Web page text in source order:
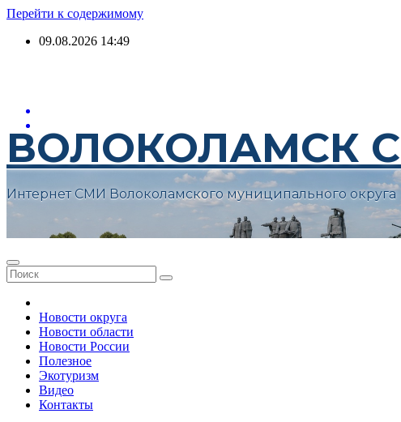
Перейти к содержимому
09.08.2026 14:49
ВОЛОКОЛАМСК
Интернет СМИ Волоколамского муниципального округа
Новости округа
Новости области
Новости России
Полезное
Экотуризм
Видео
Контакты